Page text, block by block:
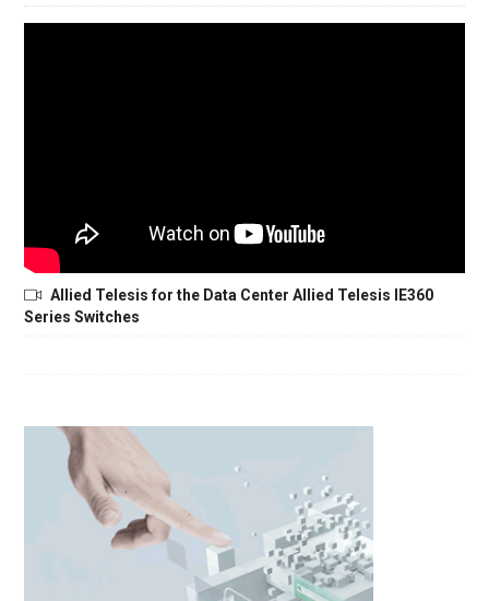
Allied Telesis for the Data Center Allied Telesis IE360
Series Switches